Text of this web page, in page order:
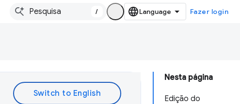
/ Fazer login
Nesta página
Edição do